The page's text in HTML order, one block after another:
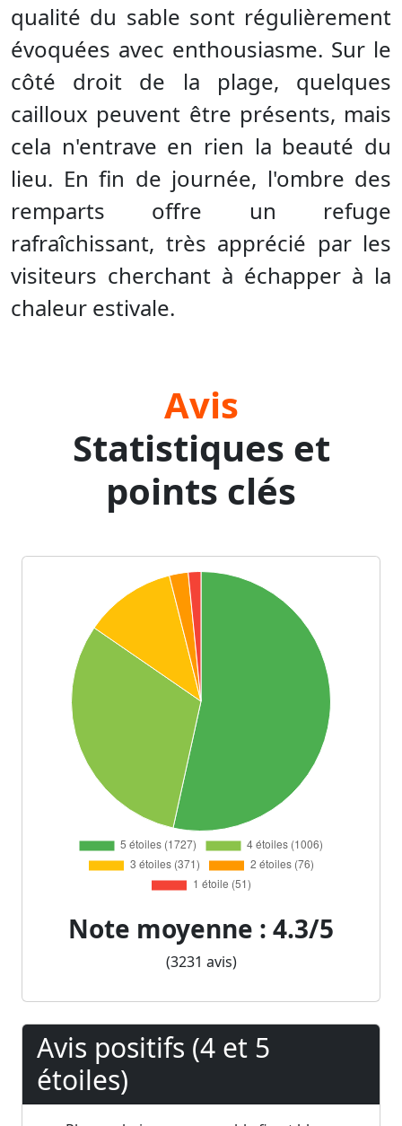
qualité du sable sont régulièrement
évoquées avec enthousiasme. Sur le
côté droit de la plage, quelques
cailloux peuvent être présents, mais
cela n'entrave en rien la beauté du
lieu. En fin de journée, l'ombre des
remparts offre un refuge
rafraîchissant, très apprécié par les
visiteurs cherchant à échapper à la
chaleur estivale.
Avis
Statistiques et
points clés
Note moyenne : 4.3/5
(3231 avis)
Avis positifs (4 et 5
étoiles)